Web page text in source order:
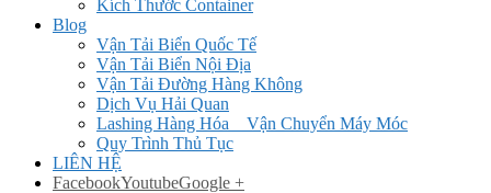
Kích Thước Container
Blog
Vận Tải Biển Quốc Tế
Vận Tải Biển Nội Địa
Vận Tải Đường Hàng Không
Dịch Vụ Hải Quan
Lashing Hàng Hóa _ Vận Chuyển Máy Móc
Quy Trình Thủ Tục
LIÊN HỆ
FacebookYoutubeGoogle +